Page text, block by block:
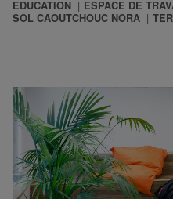
EDUCATION
ESPACE DE
SOL CAOUTCHOUC NORA